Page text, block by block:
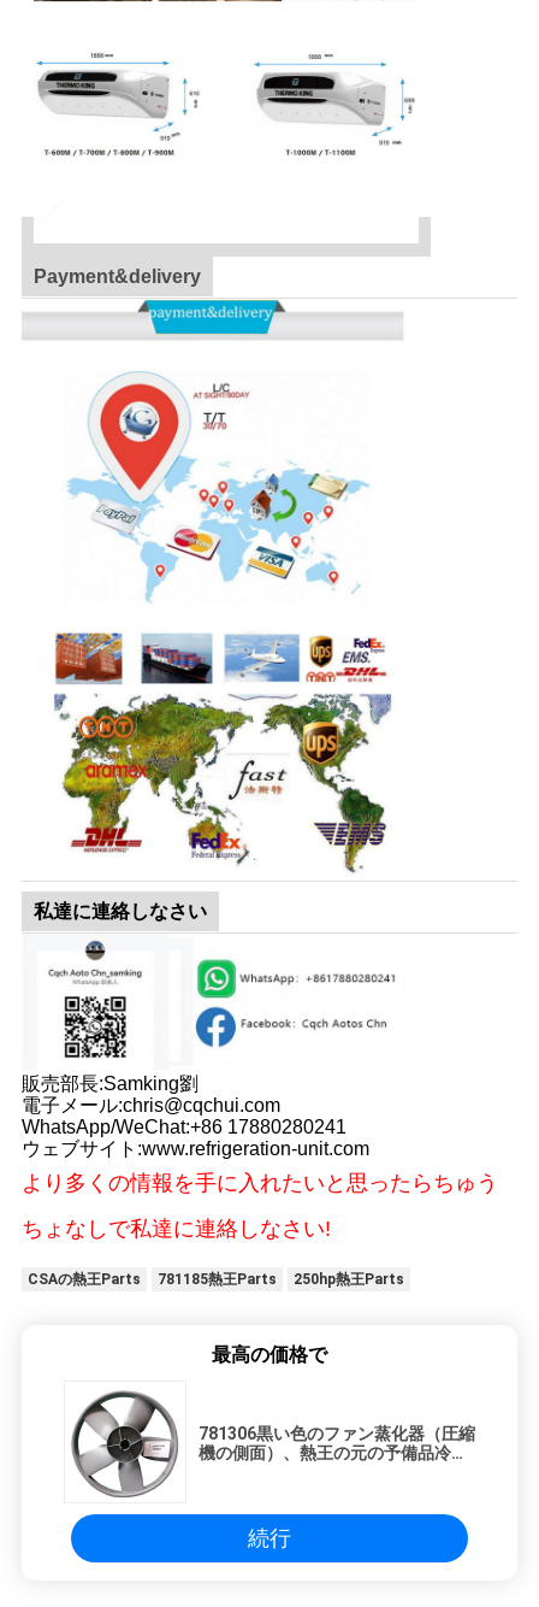
Payment&delivery
私達に連絡しなさい
販売部長:Samking劉
電子メール:chris@cqchui.com
WhatsApp/WeChat:+86 17880280241
ウェブサイト:www.refrigeration-unit.com
より多くの情報を手に入れたいと思ったらちゅう
ちょなしで私達に連絡しなさい!
CSAの熱王Parts 781185熱王Parts 250hp熱王Parts
最高の価格で
781306黒い色のファン蒸化器（圧縮
機の側面）、熱王の元の予備品冷却
続行